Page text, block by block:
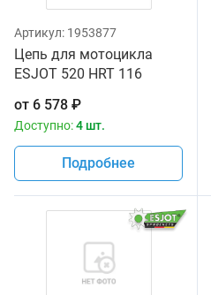
Артикул: 1953877
Цепь для мотоцикла
ESJOT 520 HRT 116
от 6 578 ₽
Доступно:4 шт.
Подробнее